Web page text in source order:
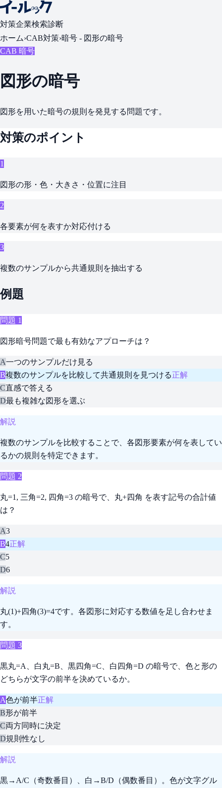
対策企業検索診断
ホーム›CAB対策›暗号 - 図形の暗号
CAB 暗号
図形の暗号
図形を用いた暗号の規則を発見する問題です。
対策のポイント
1
図形の形・色・大きさ・位置に注目
2
各要素が何を表すか対応付ける
3
複数のサンプルから共通規則を抽出する
例題
問題 1
図形暗号問題で最も有効なアプローチは？
A一つのサンプルだけ見る
B複数のサンプルを比較して共通規則を見つける正解
C直感で答える
D最も複雑な図形を選ぶ
解説
複数のサンプルを比較することで、各図形要素が何を表してい
るかの規則を特定できます。
問題 2
丸=1, 三角=2, 四角=3 の暗号で、丸+四角 を表す記号の合計値
は？
A3
B4正解
C5
D6
解説
丸(1)+四角(3)=4です。各図形に対応する数値を足し合わせま
す。
問題 3
黒丸=A、白丸=B、黒四角=C、白四角=D の暗号で、色と形の
どちらが文字の前半を決めているか。
A色が前半正解
B形が前半
C両方同時に決定
D規則性なし
解説
黒→A/C（奇数番目）、白→B/D（偶数番目）。色が文字グル